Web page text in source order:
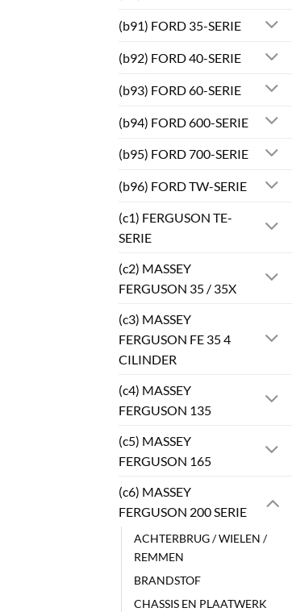
(b91) FORD 35-SERIE
(b92) FORD 40-SERIE
(b93) FORD 60-SERIE
(b94) FORD 600-SERIE
(b95) FORD 700-SERIE
(b96) FORD TW-SERIE
(c1) FERGUSON TE-
SERIE
(c2) MASSEY
FERGUSON 35 / 35X
(c3) MASSEY
FERGUSON FE 35 4
CILINDER
(c4) MASSEY
FERGUSON 135
(c5) MASSEY
FERGUSON 165
(c6) MASSEY
FERGUSON 200 SERIE
ACHTERBRUG / WIELEN /
REMMEN
BRANDSTOF
CHASSIS EN PLAATWERK